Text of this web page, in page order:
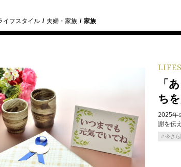
イフスタイル 夫婦・家族 家族
「
ち
2025年
謝を伝
今さ